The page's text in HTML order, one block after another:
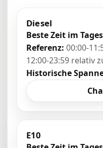
Diesel
Beste Zeit im
Referenz: 00:00-
12:00-23:59 relativ
Historische
E10